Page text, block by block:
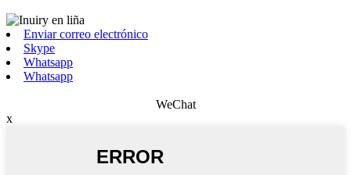
Enviar correo electrónico
Skype
Whatsapp
Whatsapp
WeChat
x